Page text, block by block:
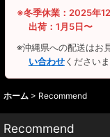
※冬季休業：2025年
出荷：1月5日〜
※沖縄県への配送はお
い合わせくださいま
ホーム > Recommend
Recommend